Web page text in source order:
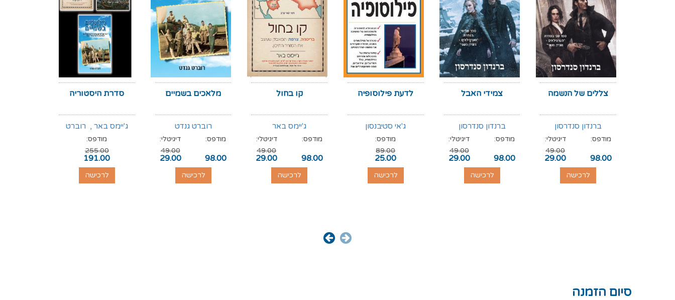
צללים של הנשמה
ברנדון סנדרסון
מודפס:
98.00
דיגיטלי:
49.00
29.00
לרכישה
צמידי האבל
ברנדון סנדרסון
מודפס:
98.00
דיגיטלי:
49.00
29.00
לרכישה
לדעת פילוסופיה
ג'אי סטיבנסון
מודפס:
89.00
25.00
לרכישה
קו בחול
ג'יימס באר
מודפס:
98.00
דיגיטלי:
49.00
29.00
לרכישה
מלאכים בשמיים
רוברט גנדט
מודפס:
98.00
דיגיטלי:
49.00
29.00
לרכישה
סדרת היסטוריה
ג'יימס באר , רוברט
,רוג'ר קראולי
מודפס:
255.00
191.00
לרכישה
סיום הזמנה